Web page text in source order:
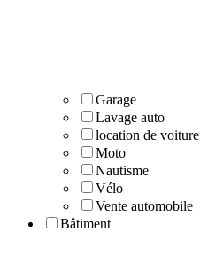
Garage
Lavage auto
location de voiture
Moto
Nautisme
Vélo
Vente automobile
Bâtiment